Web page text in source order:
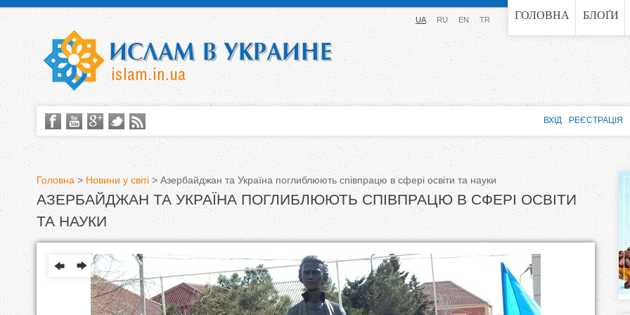
Jump to navigation ГОЛОВНА БЛОҐИ
UA RU EN TR
В
и
Головна > Новини у світі > Азербайджан та Україна поглиблюють співпрацю в сфері освіти та науки
АЗЕРБАЙДЖАН ТА УКРАЇНА ПОГЛИБЛЮЮТЬ СПІВПРАЦЮ В СФЕРІ ОСВІТИ
ТА НАУКИ
ВХІД РЕЄСТРАЦІЯ